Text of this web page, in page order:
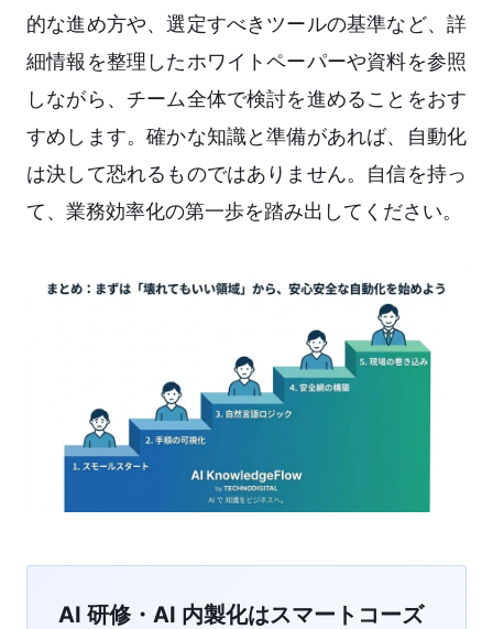
的な進め方や、選定すべきツールの基準など、詳
細情報を整理したホワイトペーパーや資料を参照
しながら、チーム全体で検討を進めることをおす
すめします。確かな知識と準備があれば、自動化
は決して恐れるものではありません。自信を持っ
て、業務効率化の第一歩を踏み出してください。
AI 研修・AI 内製化はスマートコーズ